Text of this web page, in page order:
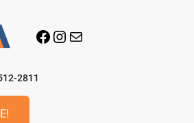
Facebook
Instagram
E-mail
2811